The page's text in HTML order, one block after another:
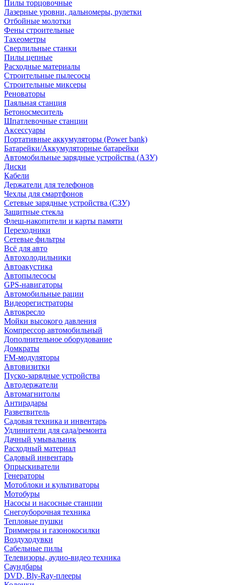
Пилы торцовочные
Лазерные уровни, дальномеры, рулетки
Отбойные молотки
Фены строительные
Тахеометры
Сверлильные станки
Пилы цепные
Расходные материалы
Строительные пылесосы
Строительные миксеры
Реноваторы
Паяльная станция
Бетоносмеситель
Шпатлевочные станции
Аксессуары
Портативные аккумуляторы (Power bank)
Батарейки/Аккумуляторные батарейки
Автомобильные зарядные устройства (АЗУ)
Диски
Кабели
Держатели для телефонов
Чехлы для смартфонов
Сетевые зарядные устройства (СЗУ)
Защитные стекла
Флеш-накопители и карты памяти
Переходники
Сетевые фильтры
Всё для авто
Автохолодильники
Автоакустика
Автопылесосы
GPS-навигаторы
Автомобильные рации
Видеорегистраторы
Автокресло
Мойки высокого давления
Компрессор автомобильный
Дополнительное оборудование
Домкраты
FM-модуляторы
Автовизитки
Пуско-зарядные устройства
Автодержатели
Автомагнитолы
Антирадары
Разветвитель
Садовая техника и инвентарь
Удлинители для сада/ремонта
Дачный умывальник
Расходный материал
Садовый инвентарь
Опрыскиватели
Генераторы
Мотоблоки и культиваторы
Мотобуры
Насосы и насосные станции
Снегоуборочная техника
Тепловые пушки
Триммеры и газонокосилки
Воздуходувки
Сабельные пилы
Телевизоры, аудио-видео техника
Саундбары
DVD, Bly-Ray-плееры